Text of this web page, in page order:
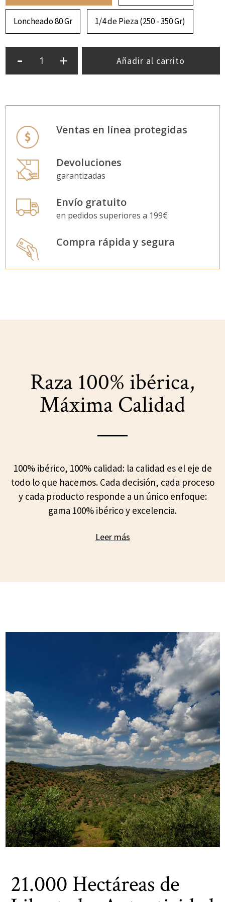
Loncheado 80 Gr 1/4 de Pieza (250 - 350 Gr)
- + Añadir al carrito
Ventas en línea protegidas
Devoluciones
garantizadas
Envío gratuito
en pedidos superiores a 199€
Compra rápida y segura
Raza 100% ibérica,
Máxima Calidad
100% ibérico, 100% calidad: la calidad es el eje de
todo lo que hacemos. Cada decisión, cada proceso
y cada producto responde a un único enfoque:
gama 100% ibérico y excelencia.
Leer más
21.000 Hectáreas de